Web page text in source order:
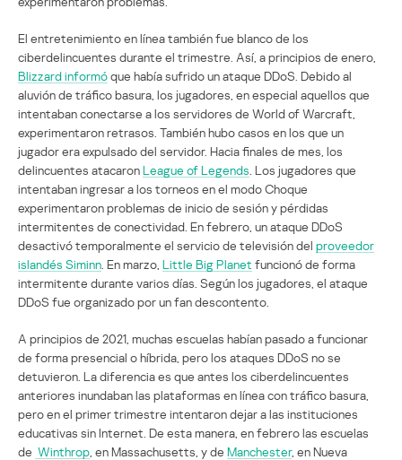
El entretenimiento en línea también fue blanco de los
ciberdelincuentes durante el trimestre. Así, a principios de enero,
Blizzard informóque había sufrido un ataque DDoS. Debido al
aluvión de tráfico basura, los jugadores, en especial aquellos que
intentaban conectarse a los servidores de World of Warcraft,
experimentaron retrasos. También hubo casos en los que un
jugador era expulsado del servidor. Hacia finales de mes, los
delincuentes atacaronLeague of Legends . Los jugadores que
intentaban ingresar a los torneos en el modo Choque
experimentaron problemas de inicio de sesión y pérdidas
intermitentes de conectividad. En febrero, un ataque DDoS
desactivó temporalmente el servicio de televisión del proveedor
islandés Siminn . En marzo, Little Big Planet funcionó de forma
intermitente durante varios días. Según los jugadores, el ataque
DDoS fue organizado por un fan descontento.
A principios de 2021, muchas escuelas habían pasado a funcionar
de forma presencial o híbrida, pero los ataques DDoS no se
detuvieron. La diferencia es que antes los ciberdelincuentes
anteriores inundaban las plataformas en línea con tráfico basura,
pero en el primer trimestre intentaron dejar a las instituciones
educativas sin Internet. De esta manera, en febrero las escuelas
de Winthrop , en Massachusetts, y de Manchester, en Nueva